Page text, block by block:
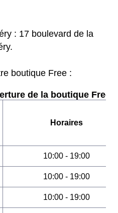
: 17 boulevard de la
boutique Free :
de la boutique Free :
Horaires
10:00 - 19:00
10:00 - 19:00
10:00 - 19:00